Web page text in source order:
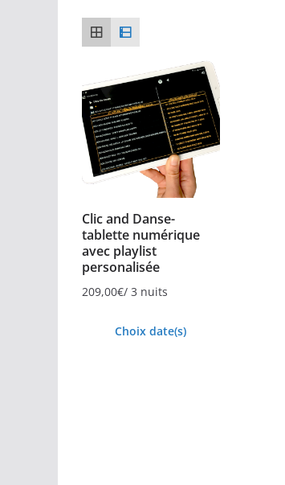
Clic and Danse-
tablette numérique
avec playlist
personalisée
209,00€/ 3 nuits
Choix date(s)